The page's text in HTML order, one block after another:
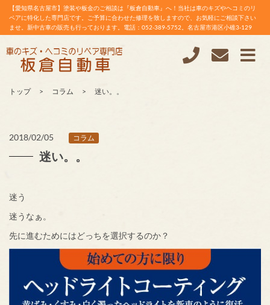
【愛知県名古屋市】塗装や板金のご相談は『板倉自動車』へ！当社は車のキズやヘコミのリ
ペアに特化した専門店です。ご予算に合わせた修理を致しますので、お気軽にご相談下さい
ませ。新中古車の販売も行っております。電話：052-389-5752。名古屋市港区小碓3-129
トップ コラム 迷い。。
2018/02/05 コラム
迷い。。
迷う
迷うなぁ。
先に進むためにはどっちを選択するのか？